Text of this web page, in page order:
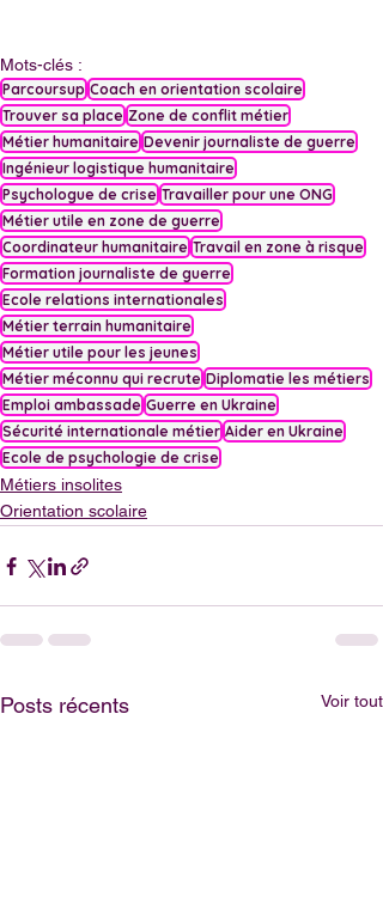
Mots-clés :
Parcoursup Coach en orientation scolaire
Trouver sa place Zone de conflit métier
Métier humanitaire Devenir journaliste de guerre
Ingénieur logistique humanitaire
Psychologue de crise Travailler pour une ONG
Métier utile en zone de guerre
Coordinateur humanitaire Travail en zone à risque
Formation journaliste de guerre
Ecole relations internationales
Métier terrain humanitaire
Métier utile pour les jeunes
Métier méconnu qui recrute Diplomatie les métiers
Emploi ambassade Guerre en Ukraine
Sécurité internationale métier Aider en Ukraine
Ecole de psychologie de crise
Métiers insolites
Orientation scolaire
Posts récents Voir tout